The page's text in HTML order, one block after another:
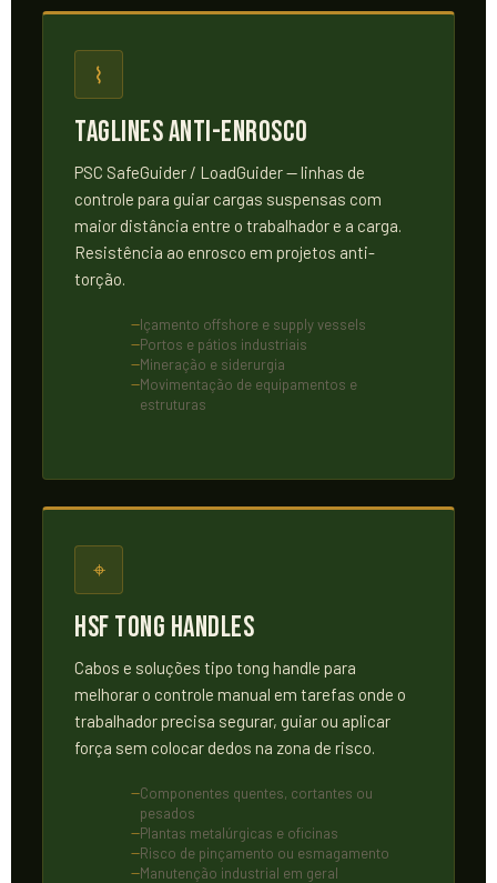
⌇
Taglines Anti-Enrosco
PSC SafeGuider / LoadGuider — linhas de
controle para guiar cargas suspensas com
maior distância entre o trabalhador e a carga.
Resistência ao enrosco em projetos anti-
torção.
Içamento offshore e supply vessels
Portos e pátios industriais
Mineração e siderurgia
Movimentação de equipamentos e
estruturas
⌖
HSF Tong Handles
Cabos e soluções tipo tong handle para
melhorar o controle manual em tarefas onde o
trabalhador precisa segurar, guiar ou aplicar
força sem colocar dedos na zona de risco.
Componentes quentes, cortantes ou
pesados
Plantas metalúrgicas e oficinas
Risco de pinçamento ou esmagamento
Manutenção industrial em geral